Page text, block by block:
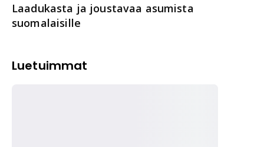
Laadukasta ja joustavaa asumista
suomalaisille
Luetuimmat